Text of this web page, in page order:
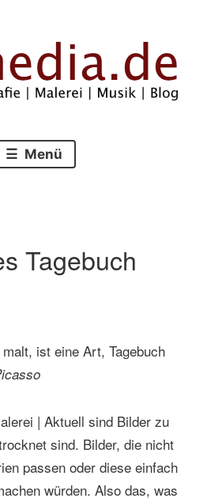
Menü
Tagebuch
ist eine Art, Tagebuch
| Aktuell sind Bilder zu
sind. Bilder, die nicht
passen oder diese einfach
würden. Also das, was